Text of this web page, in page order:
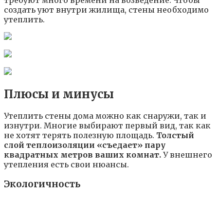
создать уют внутри жилища, стены необходимо
утеплить.
Плюсы и минусы
Утеплить стены дома можно как снаружи, так и
изнутри. Многие выбирают первый вид, так как
не хотят терять полезную площадь. Толстый
слой теплоизоляции «съедает» пару
квадратных метров ваших комнат. У внешнего
утепления есть свои нюансы.
Экологичность